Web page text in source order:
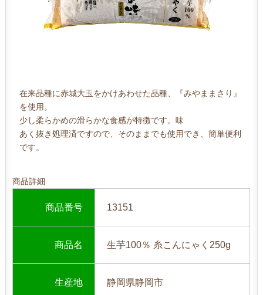
在来品種に赤城大玉をかけあわせた品種、『みやままさり』
を使用。
少し柔らかめの滑らかな食感が特徴です。味
あく抜き処理済ですので、そのままでも使用でき、簡単便利
です。
商品詳細
商品番号 13151
商品名 生芋100％ 糸こんにゃく250g
生産地 静岡県静岡市